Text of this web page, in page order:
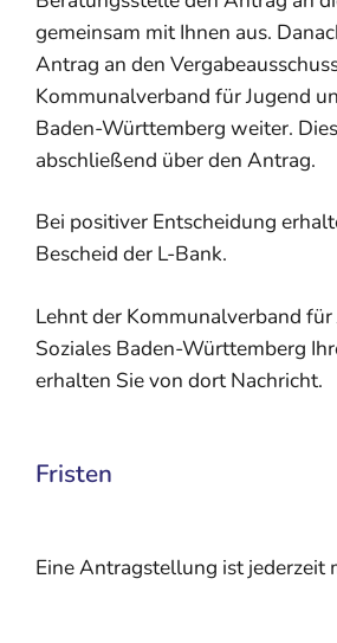
gemeinsam mit Ihnen aus.
Antrag an den
Kommunalverband für Jugend
Baden-Württemberg weiter.
abschließend über den Antrag.
Bei positiver Entscheidung
Bescheid der L-Bank.
Lehnt der Kommunalverband für
Soziales Baden-Württemberg
erhalten Sie von dort Nachricht.
Fristen
Eine Antragstellung ist jederzeit